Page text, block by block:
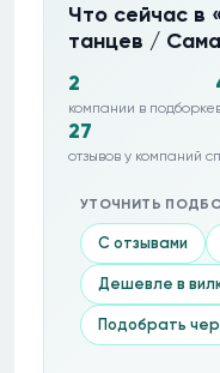
Что сейчас в
танцев /
2
компании в подборке
27
отзывов у компаний
УТОЧНИТЬ
С отзывами
Дешевле в
Подобрать